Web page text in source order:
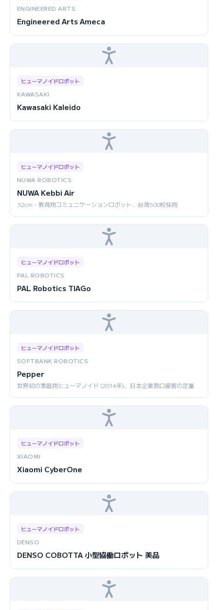
ENGINEERED ARTS
Engineered Arts Ameca
ヒューマノイドロボット
KAWASAKI
Kawasaki Kaleido
ヒューマノイドロボット
NUWA ROBOTICS
NUWA Kebbi Air
32cm・教育用コミュニケーションロボット、台湾500校採用
ヒューマノイドロボット
PAL ROBOTICS
PAL Robotics TIAGo
ヒューマノイドロボット
SOFTBANK ROBOTICS
Pepper
世界初の家庭用ヒューマノイド (2014年)、日本企業窓口接客の定番
ヒューマノイドロボット
XIAOMI
Xiaomi CyberOne
ヒューマノイドロボット
DENSO
DENSO COBOTTA 小型協働ロボット 美品